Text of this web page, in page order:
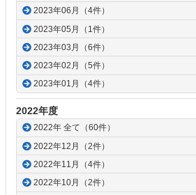
2023年06月（4件）
2023年05月（1件）
2023年03月（6件）
2023年02月（5件）
2023年01月（4件）
2022年度
2022年 全て（60件）
2022年12月（2件）
2022年11月（4件）
2022年10月（2件）